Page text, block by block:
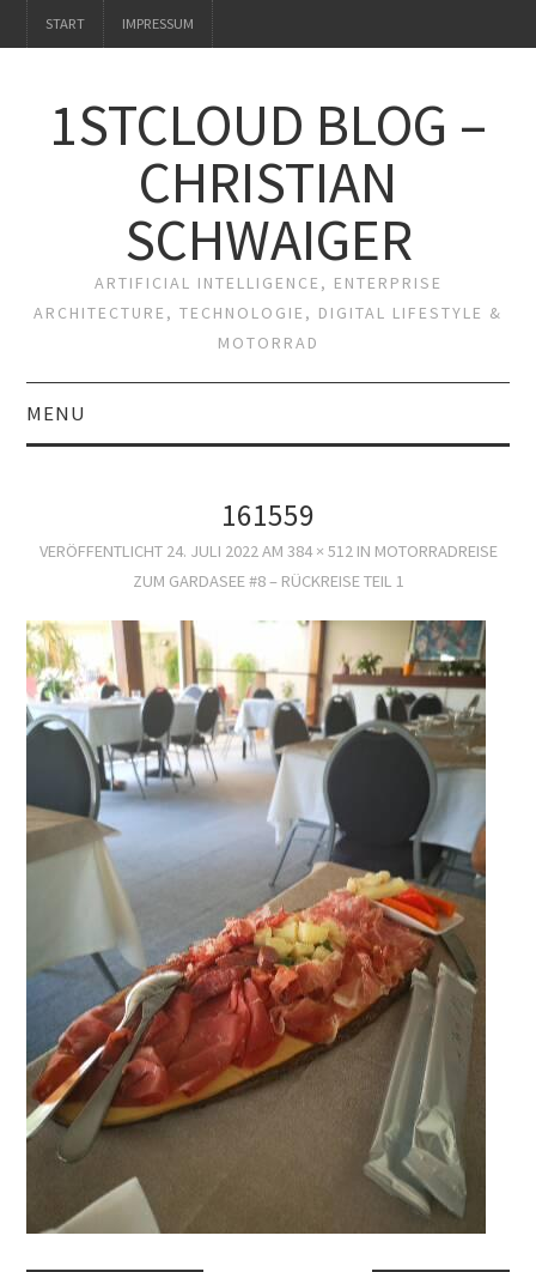
START IMPRESSUM
1STCLOUD BLOG –
CHRISTIAN
SCHWAIGER
ARTIFICIAL INTELLIGENCE, ENTERPRISE
ARCHITECTURE, TECHNOLOGIE, DIGITAL LIFESTYLE &
MOTORRAD
MENU
161559
VERÖFFENTLICHT 24. JULI 2022AM 384 × 512IN MOTORRADREISE
ZUM GARDASEE #8 – RÜCKREISE TEIL 1